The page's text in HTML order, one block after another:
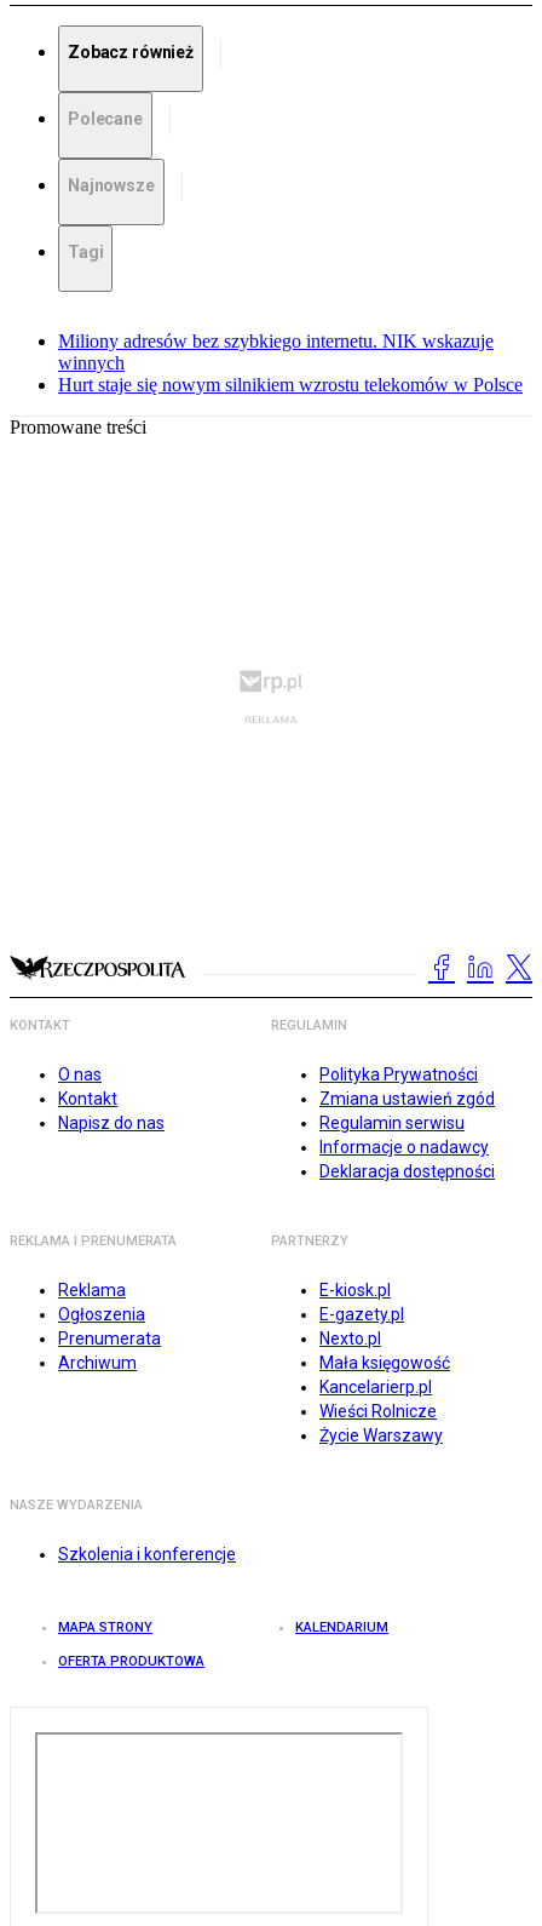
Zobacz również
Polecane
Najnowsze
Tagi
Miliony adresów bez szybkiego internetu. NIK wskazuje
winnych
Hurt staje się nowym silnikiem wzrostu telekomów w Polsce
Promowane treści
KONTAKT
O nas
Kontakt
Napisz do nas
REGULAMIN
Polityka Prywatności
Zmiana ustawień zgód
Regulamin serwisu
Informacje o nadawcy
Deklaracja dostępności
REKLAMA I PRENUMERATA
Reklama
Ogłoszenia
Prenumerata
Archiwum
PARTNERZY
E-kiosk.pl
E-gazety.pl
Nexto.pl
Mała księgowość
Kancelarierp.pl
Wieści Rolnicze
Życie Warszawy
NASZE WYDARZENIA
Szkolenia i konferencje
MAPA STRONY KALENDARIUM
OFERTA PRODUKTOWA